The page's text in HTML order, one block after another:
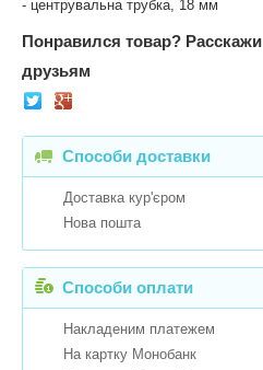
- центрувальна трубка, 18 мм
Понравился товар? Расскажи
друзьям
Способи доставки
Доставка кур'єром
Нова пошта
Способи оплати
Накладеним платежем
На картку Монобанк